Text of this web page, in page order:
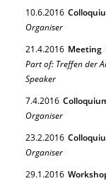
10.6.2016
Organiser
21.4.2016 Meeting
Part of: Treffen der
Speaker
7.4.2016
Organiser
23.2.2016
Organiser
29.1.2016